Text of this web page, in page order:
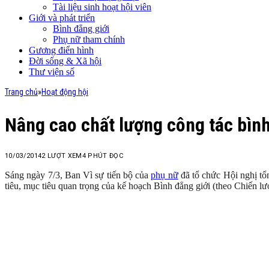
Tài liệu sinh hoạt hội viên
Giới và phát triển
Bình đẳng giới
Phụ nữ tham chính
Gương điển hình
Đời sống & Xã hội
Thư viện số
Trang chủ»Hoạt động hội
Nâng cao chất lượng công tác
10/03/20142 LƯỢT XEM 4 PHÚT ĐỌC
Sáng ngày 7/3, Ban Vì sự tiến bộ củaphụ nữđã tổ chức Hội nghị
tiêu, mục tiêu quan trọng của kế hoạch Bình đẳng giới (theo Chiến